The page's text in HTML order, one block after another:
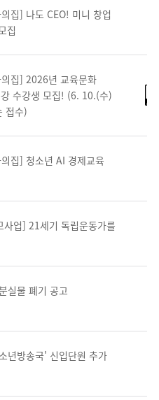
집] 나도 CEO! 미니 창업
집
집] 2026년 교육문화
수강생 모집! (6. 10.(수)
접수)
집] 청소년 AI 경제교육
사업] 21세기 독립운동가를
실물 폐기 공고
년방송국' 신입단원 추가